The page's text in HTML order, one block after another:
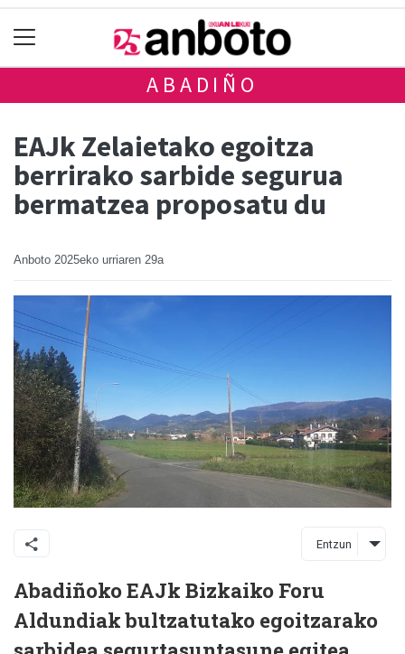
ABADIÑO
EAJk Zelaietako egoitza
berrirako sarbide segurua
bermatzea proposatu du
Anboto 2025eko urriaren 29a
Entzun
Abadiñoko EAJk Bizkaiko Foru
Aldundiak bultzatutako egoitzarako